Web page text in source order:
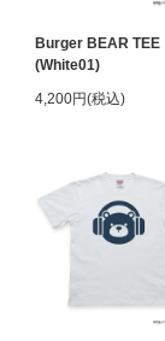
Burger BEAR TEE
(White01)
4,200円(税込)